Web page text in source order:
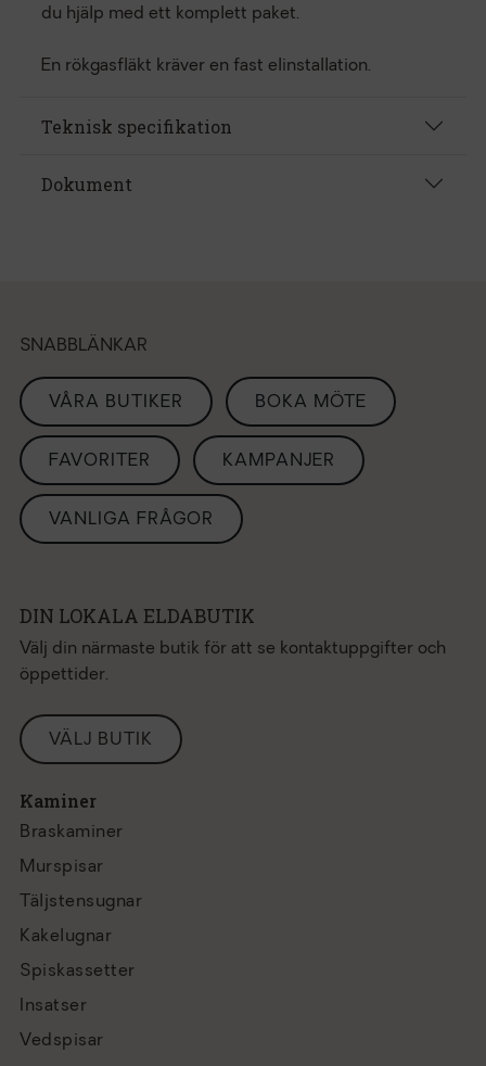
du hjälp med ett komplett paket.
En rökgasfläkt kräver en fast elinstallation.
Teknisk specifikation
Dokument
SNABBLÄNKAR
VÅRA BUTIKER BOKA MÖTE
FAVORITER KAMPANJER
VANLIGA FRÅGOR
DIN LOKALA ELDABUTIK
Välj din närmaste butik för att se kontaktuppgifter och
öppettider.
VÄLJ BUTIK
Kaminer
Braskaminer
Murspisar
Täljstensugnar
Kakelugnar
Spiskassetter
Insatser
Vedspisar